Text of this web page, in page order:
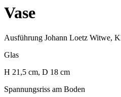
Vase
Ausführung Johann Loetz Witwe,
Glas
H 21,5 cm, D 18 cm
Spannungsriss am Boden